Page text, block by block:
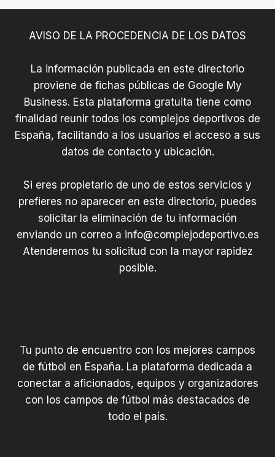
AVISO DE LA PROCEDENCIA DE LOS DATOS
La información publicada en este directorio
proviene de fichas públicas de Google My
Business. Esta plataforma gratuita tiene como
finalidad reunir todos los complejos deportivos de
España, facilitando a los usuarios el acceso a sus
datos de contacto y ubicación.
Si eres propietario de uno de estos servicios y
prefieres no aparecer en este directorio, puedes
solicitar la eliminación de tu información
enviando un correo a info@complejodeportivo.es
Atenderemos tu solicitud con la mayor rapidez
posible.
Tu punto de encuentro con los mejores campos
de fútbol en España. La plataforma dedicada a
conectar a aficionados, equipos y organizadores
con los campos de fútbol más destacados de
todo el país.